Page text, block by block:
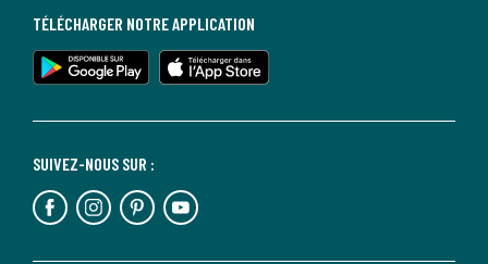
SUIVEZ-NOUS SUR :
TÉLÉCHARGER NOTRE APPLICATION